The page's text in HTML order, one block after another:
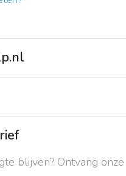
blijven? Ontvang